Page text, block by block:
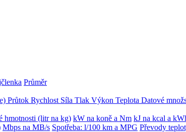
Průměr
Průtok Rychlost Síla Tlak Výkon Teplota Datové
hmotnosti (litr na kg) kW na koně a Nm kJ na kcal a
Mbps na MB/s Spotřeba: l/100 km a MPG Převody